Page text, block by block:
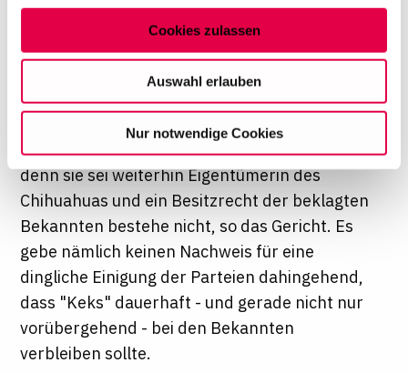
Abschnitt Einzelheitenfest.
Auf dieser Website setzen wir Cookies ein, um unsere
wirtschaftlich zu betreiben. Mit Bestätigung Ihrer Auswahl
willigen Sie in die Verwendung der gewählten Cookies
ein. Diese Auswahl können Sie jederzeit ändern oder
Ihre Einwilligung widerrufen, indem Sie am Ende der
Seite auf "Cookie-Einstellungen" klicken. Weitere
Informationen finden Sie in unseren
Datenschutzhinweisen
Cookies zulassen
Auswahl erlauben
Nur notwendige Cookies
Rechtsverbindlicher
Erklärungswille nicht
nachweisbar
Die Münchnerin habe einen Anspruch auf
Herausgabe des Chihuahuas aus § 985 BGB,
denn sie sei weiterhin Eigentümerin des
Chihuahuas und ein Besitzrecht der beklagten
Bekannten bestehe nicht, so das Gericht. Es
gebe nämlich keinen Nachweis für eine
dingliche Einigung der Parteien dahingehend,
dass "Keks" dauerhaft - und gerade nicht nur
vorübergehend - bei den Bekannten
verbleiben sollte.